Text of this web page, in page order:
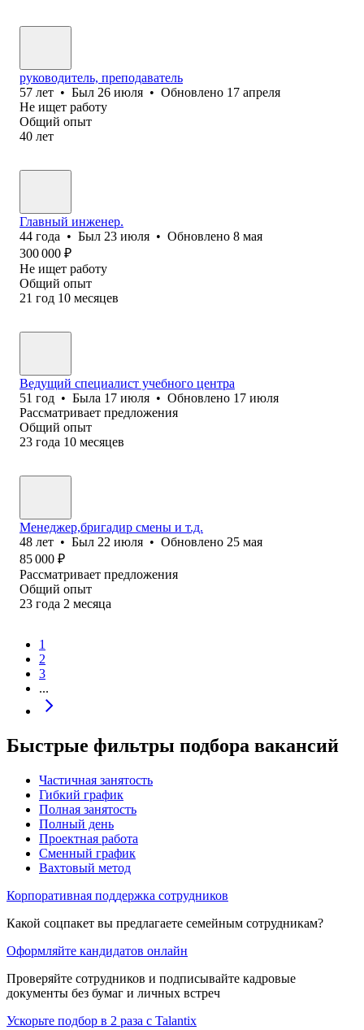
руководитель, преподаватель
57 лет • Был 26 июля • Обновлено 17 апреля
Не ищет работу
Общий опыт
40 лет
Главный инженер.
44 года • Был 23 июля • Обновлено 8 мая
300 000 ₽
Не ищет работу
Общий опыт
21 год 10 месяцев
Ведущий специалист учебного центра
51 год • Была 17 июля • Обновлено 17 июля
Рассматривает предложения
Общий опыт
23 года 10 месяцев
Менеджер,бригадир смены и т.д.
48 лет • Был 22 июля • Обновлено 25 мая
85 000 ₽
Рассматривает предложения
Общий опыт
23 года 2 месяца
1
2
3
...
Быстрые фильтры подбора вакансий
Частичная занятость
Гибкий график
Полная занятость
Полный день
Проектная работа
Сменный график
Вахтовый метод
Корпоративная поддержка сотрудников
Какой соцпакет вы предлагаете семейным сотрудникам?
Оформляйте кандидатов онлайн
Проверяйте сотрудников и подписывайте кадровые
документы без бумаг и личных встреч
Ускорьте подбор в 2 раза с Talantix